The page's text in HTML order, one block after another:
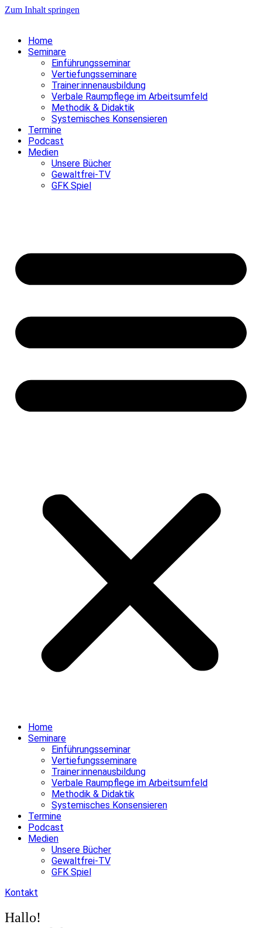
Zum Inhalt springen
Home
Seminare
Einführungsseminar
Vertiefungsseminare
Trainer:innenausbildung
Verbale Raumpflege im Arbeitsumfeld
Methodik & Didaktik
Systemisches Konsensieren
Termine
Podcast
Medien
Unsere Bücher
Gewaltfrei-TV
GFK Spiel
Home
Seminare
Einführungsseminar
Vertiefungsseminare
Trainer:innenausbildung
Verbale Raumpflege im Arbeitsumfeld
Methodik & Didaktik
Systemisches Konsensieren
Termine
Podcast
Medien
Unsere Bücher
Gewaltfrei-TV
GFK Spiel
Kontakt
Hallo!